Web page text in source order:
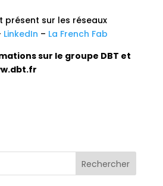
présent sur les réseaux
LinkedIn – La French Fab
sur le groupe DBT et